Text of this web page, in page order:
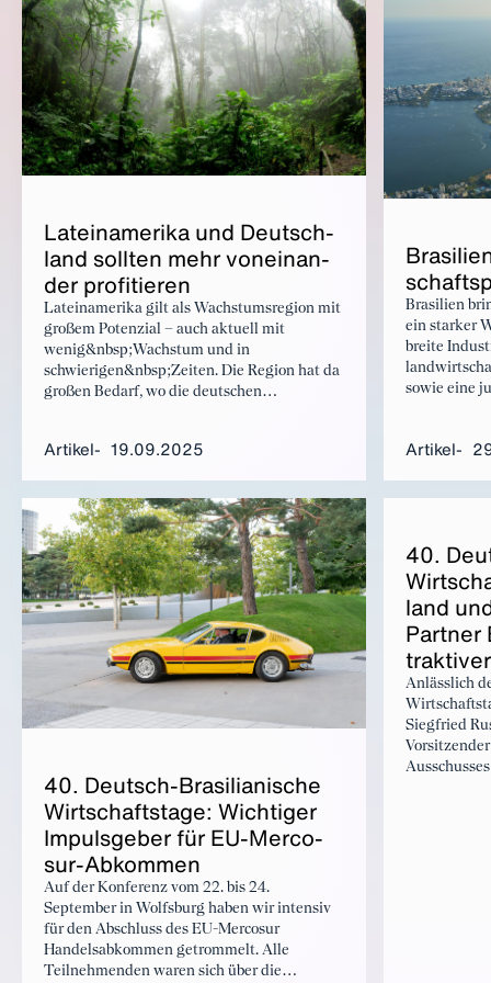
Berufen.
La­tein­ame­ri­ka und Deutsch­
land soll­ten mehr von­ein­an­
der pro­fi­tie­ren
Lateinamerika gilt als Wachstumsregion mit
großem Potenzial – auch aktuell mit
wenig&nbsp;Wachstum und in
schwierigen&nbsp;Zeiten. Die Region hat da
großen Bedarf, wo die deutschen
Engagement Deutschlands in der Region
Rahmenbedingungen und neue
Handelsabkommen könnten wichtige
Impulse für einen Ausbau der
Wirtschaftsbeziehungen geben.
Artikel 19.09.2025
Brasilien
ein starker
breite
sowie eine
Artikel
40. Deutsch-Bra­si­lia­ni­sche
Wirt­schafts­ta­ge: Wich­ti­ger
Im­puls­ge­ber für EU-Mer­co­
sur-Ab­kom­men
Auf der Konferenz vom 22. bis 24.
September in Wolfsburg haben wir intensiv
für den Abschluss des EU-Mercosur
Handelsabkommen getrommelt. Alle
Teilnehmenden waren sich über die
40.
land
Part­ner
Anlässlich
Siegfried